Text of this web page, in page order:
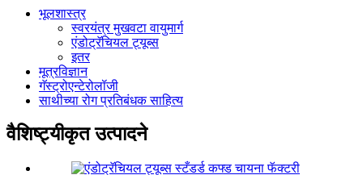
भूलशास्त्र
स्वरयंत्र मुखवटा वायुमार्ग
एंडोट्रॅचियल ट्यूब्स
इतर
मूत्रविज्ञान
गॅस्ट्रोएन्टेरोलॉजी
साथीच्या रोग प्रतिबंधक साहित्य
वैशिष्ट्यीकृत उत्पादने